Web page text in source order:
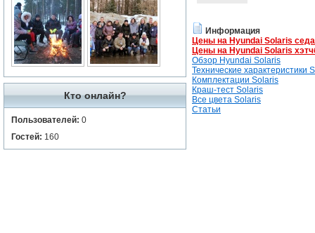
Кто онлайн?
Пользователей: 0
Гостей: 160
Информация
Цены на Hyundai Solaris
Цены на Hyundai Solaris
Обзор Hyundai Solaris
Технические характеристики
Комплектации Solaris
Краш-тест Solaris
Все цвета Solaris
Статьи